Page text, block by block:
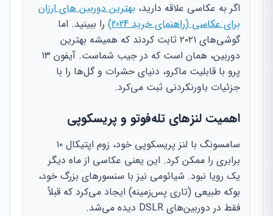
اگر به عکاسی علاقه دارید، بهترین دوربین های ارزان
برای عکاسی (راهنمای خرید 2024)
را ببینید. اما
گوشی‌های ۲۰۲۱ ثابت کردند که همیشه بهترین
دوربین، همان است که در جیب شماست. آیفون ۱۳
پرو با قابلیت ماکرو، دنیای حشرات و گل‌ها را با
جزئیات باورنکردنی ثبت می‌کرد.
اهمیت لنزهای تله‌فوتو و پریسکوپی
سامسونگ با لنز پریسکوپی خود، زوم اپتیکال ۱۰
برابری را ممکن کرد. این یعنی عکاسی از ماه دیگر
یک رویا نبود. شیائومی نیز با سنسورهای بزرگ خود،
بوکه طبیعی (تاری پس‌زمینه) ایجاد می‌کرد که قبلاً
فقط در دوربین‌های DSLR دیده می‌شد.